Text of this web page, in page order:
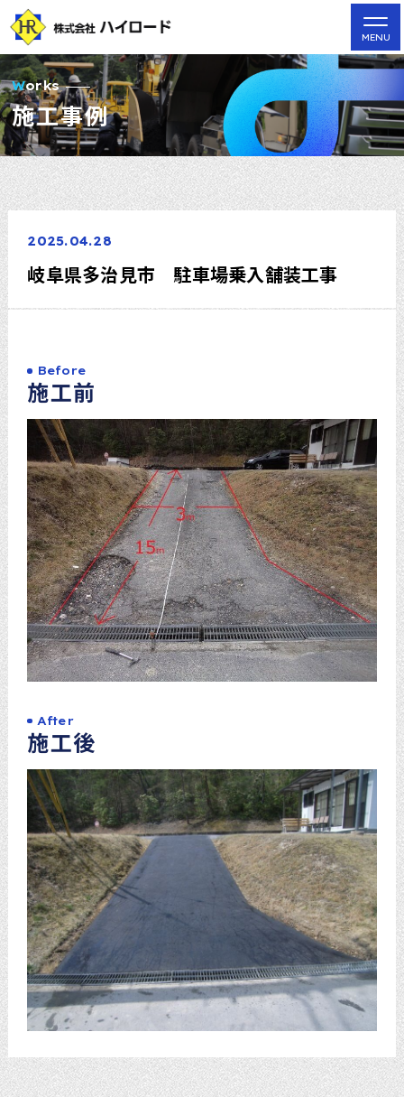
Works
施工事例
2025.04.28
岐阜県多治見市 駐車場乗入舗装工事
Before
施工前
After
施工後